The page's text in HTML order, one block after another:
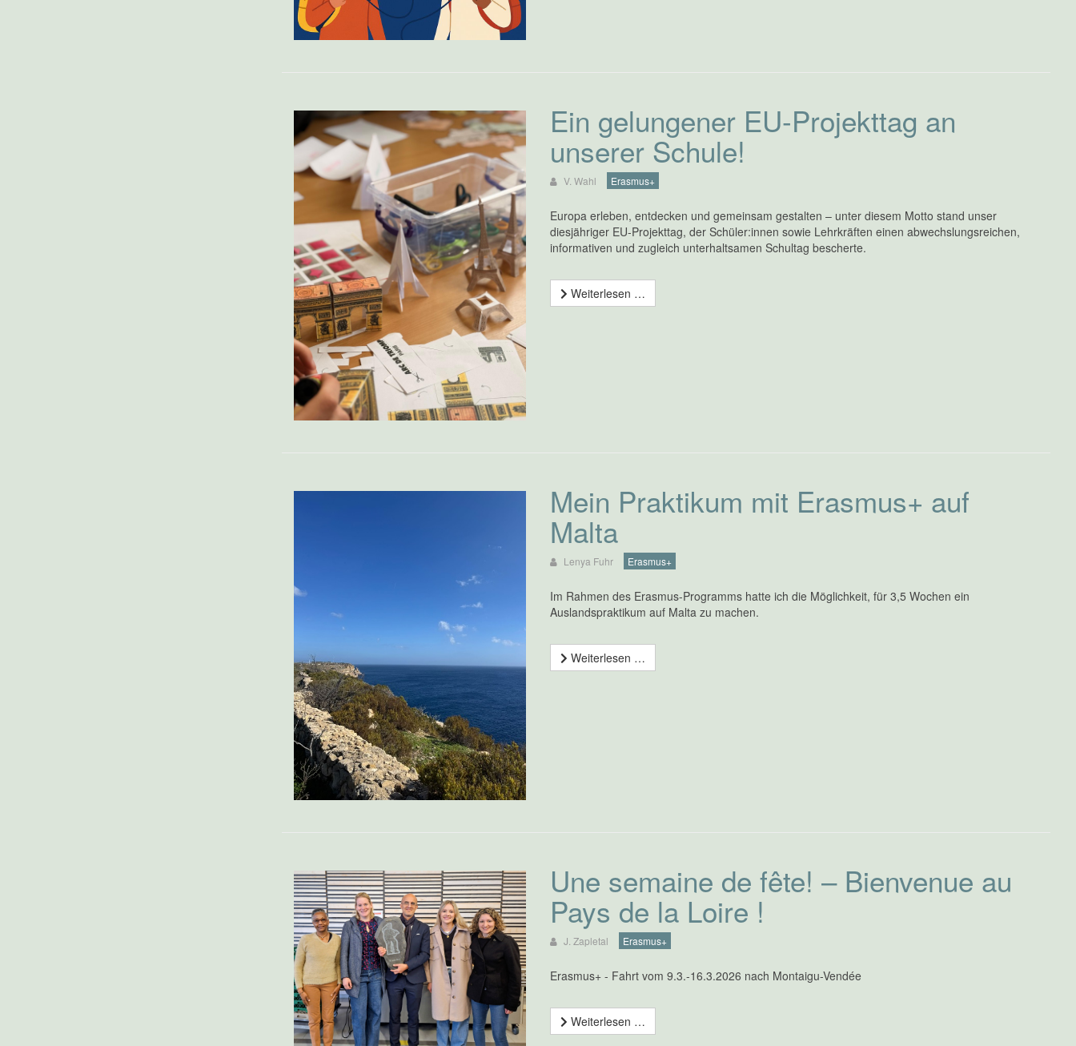
Ein gelungener EU-Projekttag an
unserer Schule!
V. Wahl Erasmus+
Europa erleben, entdecken und gemeinsam gestalten – unter diesem Motto stand unser
diesjähriger EU-Projekttag, der Schüler:innen sowie Lehrkräften einen abwechslungsreichen,
informativen und zugleich unterhaltsamen Schultag bescherte.
Weiterlesen …
Mein Praktikum mit Erasmus+ auf
Malta
Lenya Fuhr Erasmus+
Im Rahmen des Erasmus-Programms hatte ich die Möglichkeit, für 3,5 Wochen ein
Auslandspraktikum auf Malta zu machen.
Weiterlesen …
Une semaine de fête! – Bienvenue au
Pays de la Loire !
J. Zapletal Erasmus+
Erasmus+ - Fahrt vom 9.3.-16.3.2026 nach Montaigu-Vendée
Weiterlesen …